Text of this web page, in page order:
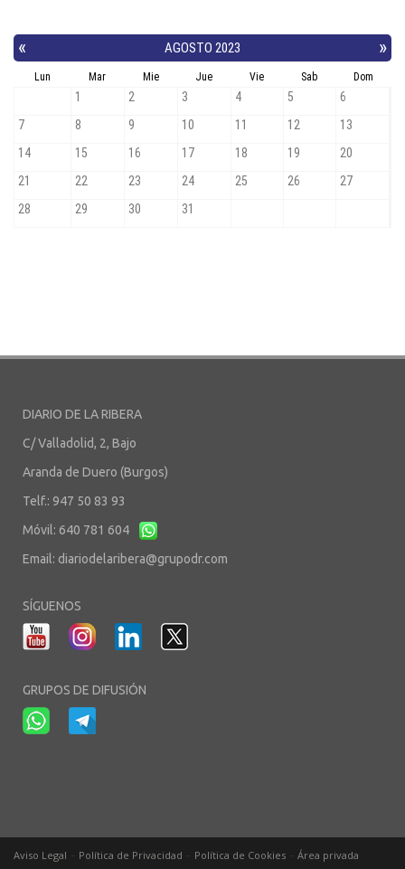
DIARIO DE LA RIBERA
C/ Valladolid, 2, Bajo
Aranda de Duero (Burgos)
Telf.: 947 50 83 93
Móvil: 640 781 604
Email: diariodelaribera@grupodr.com
SÍGUENOS
GRUPOS DE DIFUSIÓN
Aviso Legal Política de Privacidad Política de Cookies Área privada